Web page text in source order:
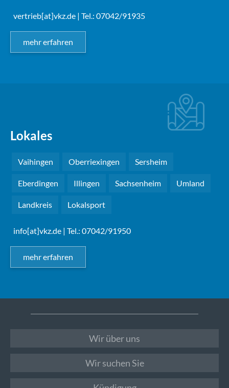
vertrieb[at]vkz.de | Tel.: 07042/91935
mehr erfahren
Lokales
Vaihingen Oberriexingen Sersheim
Eberdingen Illingen Sachsenheim Umland
Landkreis Lokalsport
info[at]vkz.de | Tel.: 07042/91950
mehr erfahren
Wir über uns
Wir suchen Sie